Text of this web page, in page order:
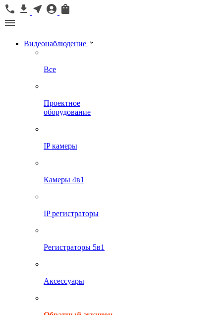
Видеонаблюдение
Все
Проектное
оборудование
IP камеры
Камеры 4в1
IP регистраторы
Регистраторы 5в1
Аксессуары